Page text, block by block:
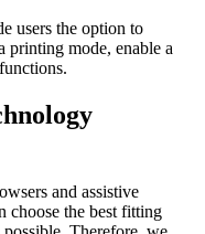
users the option to
printing mode, enable a
and assistive
choose the best fitting